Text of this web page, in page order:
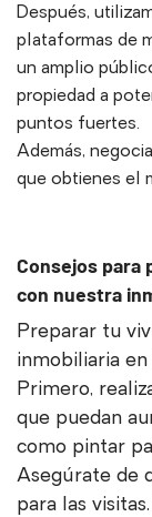
Después,
plataformas de
un amplio
propiedad a
puntos fuertes.
Además,
que obtienes el
Consejos para
con nuestra
Preparar tu
inmobiliaria en
Primero,
que puedan
como pintar
Asegúrate de
para las